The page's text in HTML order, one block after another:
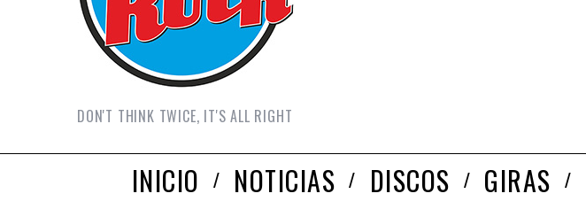
DON'T THINK TWICE, IT'S ALL RIGHT
INICIO NOTICIAS DISCOS GIRAS